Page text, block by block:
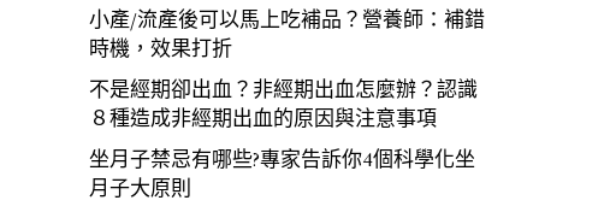
小產/流產後可以馬上吃補品？營養師：補錯
時機，效果打折
不是經期卻出血？非經期出血怎麼辦？認識
８種造成非經期出血的原因與注意事項
坐月子禁忌有哪些?專家告訴你4個科學化坐
月子大原則